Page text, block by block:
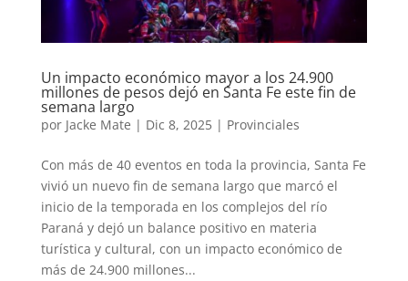
Un impacto económico mayor a los 24.900
millones de pesos dejó en Santa Fe este fin de
semana largo
por Jacke Mate | Dic 8, 2025| Provinciales
Con más de 40 eventos en toda la provincia, Santa Fe
vivió un nuevo fin de semana largo que marcó el
inicio de la temporada en los complejos del río
Paraná y dejó un balance positivo en materia
turística y cultural, con un impacto económico de
más de 24.900 millones...